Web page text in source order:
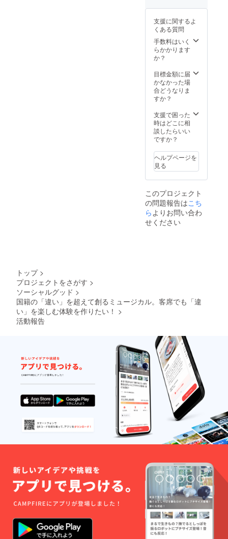
支援に関するよ
くある質問
手数料はいく
らかかります
か？
目標金額に届
かなかった場
合どうなりま
すか？
支援で困った
時はどこに相
談したらいい
ですか？
ヘルプページを
見る
このプロジェクト
の問題報告はこち
らよりお問い合わ
せください
トップ >
プロジェクトをさがす >
ソーシャルグッド >
国籍の「違い」を超えて創るミュージカル。客席でも「違
い」を楽しむ体験を作りたい！ >
活動報告